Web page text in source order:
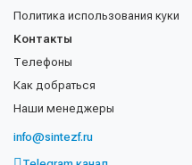
Политика использования куки
Контакты
Телефоны
Как добраться
Наши менеджеры
info@sintezf.ru